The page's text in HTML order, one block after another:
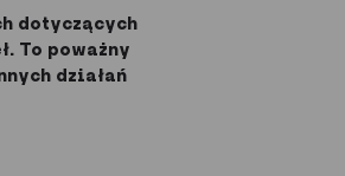
dotyczących
To poważny
działań